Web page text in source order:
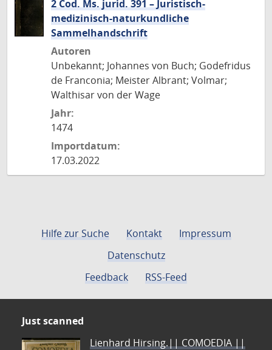
2 Cod. Ms. jurid. 391 – Juristisch-
medizinisch-naturkundliche
Sammelhandschrift
Autoren
Unbekannt; Johannes von Buch; Godefridus
de Franconia; Meister Albrant; Volmar;
Walthisar von der Wage
Jahr:
1474
Importdatum:
17.03.2022
Hilfe zur Suche Kontakt
Impressum
Datenschutz
Feedback
RSS-Feed
Just scanned
Lienhard Hirsing.|| COMOEDIA ||